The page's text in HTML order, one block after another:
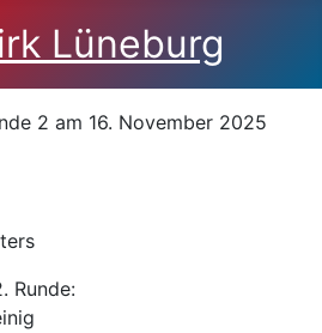
Lüneburg
2 am 16. November 2025
Runde: